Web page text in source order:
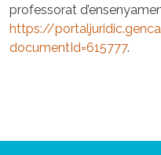
professorat
https://
documentId=615777.